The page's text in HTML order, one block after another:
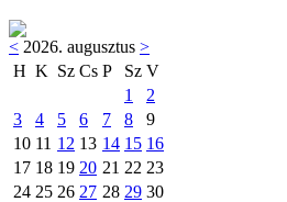
< 2026. augusztus >
H K Sz Cs P Sz V
1
2
3
4 5 6 7 8
9
10 11 12 13 14 15 16
17 18 19 20 21 22 23
24 25 26 27 28 29 30